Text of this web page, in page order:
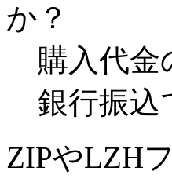
か？
購入代
銀行振込
ZIPやLZH